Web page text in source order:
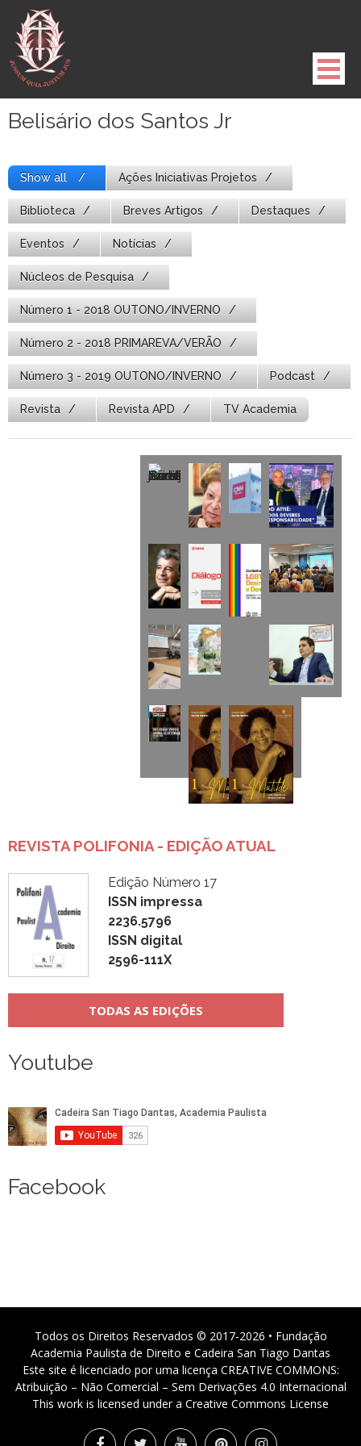
para
conteúdo
Belisário dos Santos Jr
Show all Ações Iniciativas Projetos
Biblioteca Breves Artigos Destaques
Eventos Notícias
Núcleos de Pesquisa
Número 1 - 2018 OUTONO/INVERNO
Número 2 - 2018 PRIMAREVA/VERÃO
Número 3 - 2019 OUTONO/INVERNO Podcast
Revista Revista APD TV Academia
REVISTA POLIFONIA - EDIÇÃO ATUAL
Edição Número 17
ISSN impressa
2236.5796
ISSN digital
2596-111X
TODAS AS EDIÇÕES
Youtube
Facebook
Todos os Direitos Reservados © 2017-2026 • Fundação
Academia Paulista de Direito e Cadeira San Tiago Dantas
Este site é licenciado por uma licença CREATIVE COMMONS:
Atribuição – Não Comercial – Sem Derivações 4.0 Internacional
This work is licensed under a Creative Commons License